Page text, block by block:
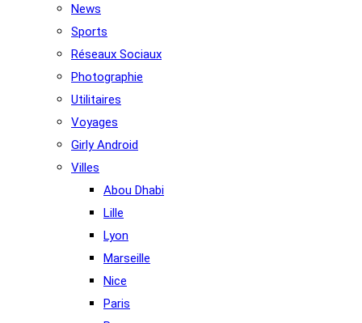
News
Sports
Réseaux Sociaux
Photographie
Utilitaires
Voyages
Girly Android
Villes
Abou Dhabi
Lille
Lyon
Marseille
Nice
Paris